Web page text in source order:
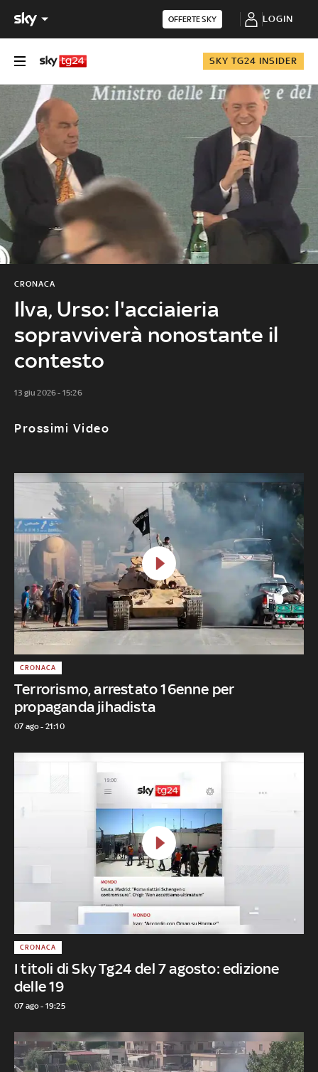
OFFERTE SKY LOGIN
SKY TG24 INSIDER
Ilva, Urso: l'acciaieria
sopravviverà nonostante il
contesto
CRONACA
13 giu 2026 - 15:26
Prossimi Video
Terrorismo, arrestato 16enne per
propaganda jihadista
CRONACA
07 ago - 21:10
I titoli di Sky Tg24 del 7 agosto: edizione
delle 19
CRONACA
07 ago - 19:25